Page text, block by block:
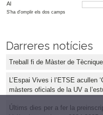
Al
S'ha d'omplir els dos camps
Darreres notícies
Treball fi de Màster de
L’Espai Vives i l’ETSE acullen
màsters oficials de la UV a
Últims dies per a fer la